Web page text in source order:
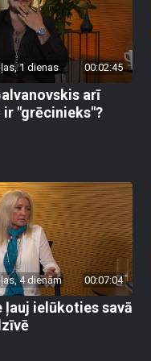
1 dienas 00:02:45
arī
ir "grēcinieks"?
4 dienām 00:07:04
ļauj ielūkoties savā